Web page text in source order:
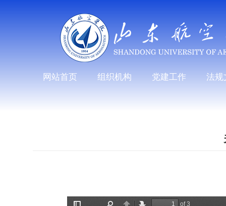
网站首页 组织机构 党建工作 法规